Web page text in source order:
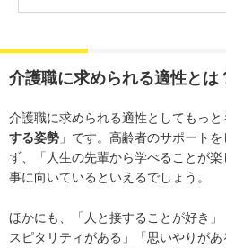
介護職に求められる適性とは
介護職に求められる適性としてもっと
する姿勢 」です。高齢者のサポート
ず、「人生の先輩から学べることが
事に向いているといえるでしょう。
ほかにも、「人と接することが好き
スピタリティがある」「思いやりが